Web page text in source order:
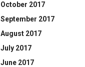
October 2017
September 2017
August 2017
July 2017
June 2017